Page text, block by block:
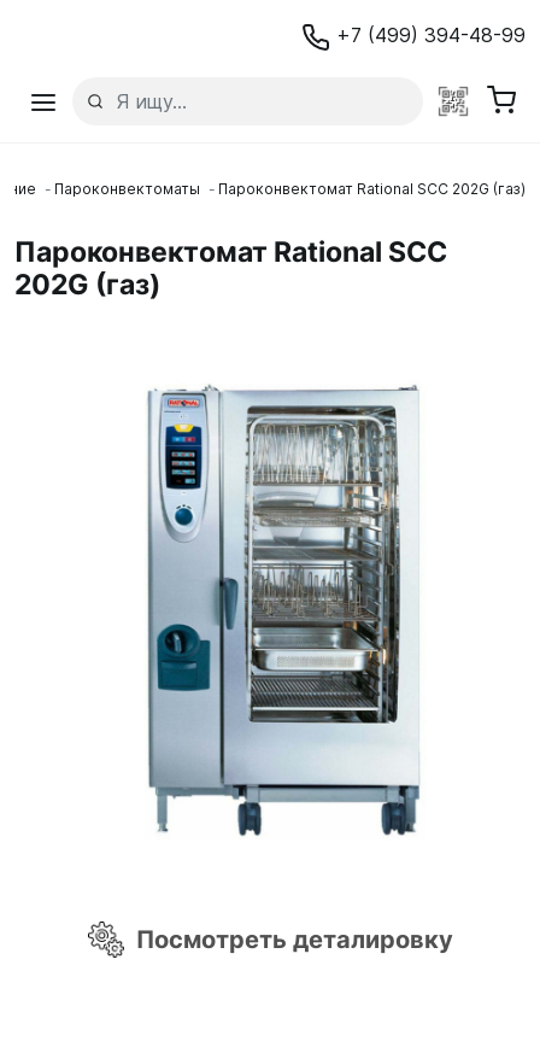
+7 (499) 394-48-99
Пароконвектоматы Пароконвектомат Rational SCC 202G (газ)
Пароконвектомат Rational SCC
202G (газ)
Посмотреть деталировку